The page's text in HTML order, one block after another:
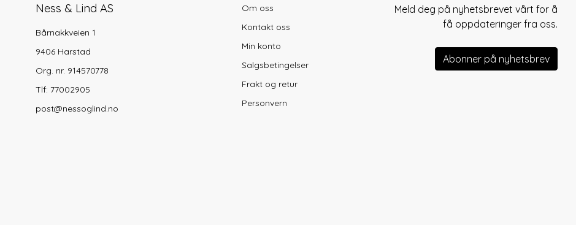
Ness & Lind AS
Bårnakkveien 1
9406 Harstad
Org. nr. 914570778
Tlf: 77002905
post@nessoglind.no
Om oss
Kontakt oss
Min konto
Salgsbetingelser
Frakt og retur
Personvern
Meld deg på nyhetsbrevet vårt for å
få oppdateringer fra oss.
Abonner på nyhetsbrev